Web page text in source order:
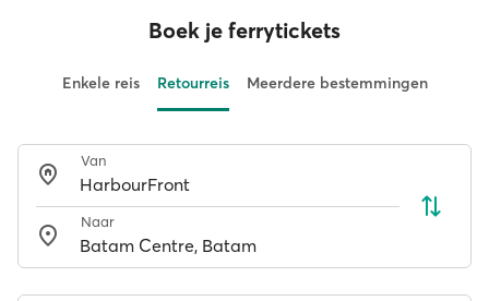
Boek je ferrytickets
Enkele reis Retourreis Meerdere bestemmingen
Van
Naar